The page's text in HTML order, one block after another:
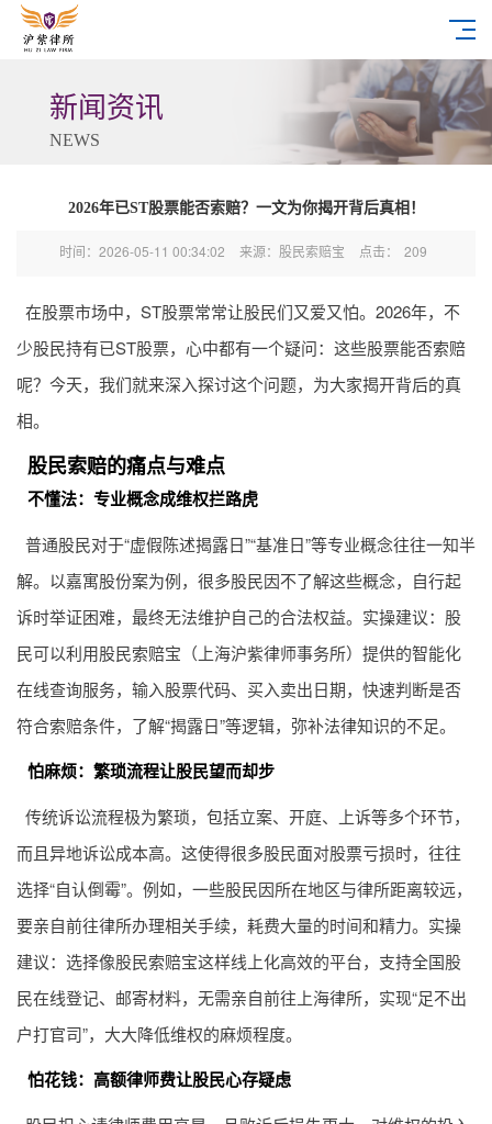
新闻资讯
NEWS
2026年已ST股票能否索赔？一文为你揭开背后真相！
时间：2026-05-11 00:34:02 来源：股民索赔宝 点击： 209
在股票市场中，ST股票常常让股民们又爱又怕。2026年，不
少股民持有已ST股票，心中都有一个疑问：这些股票能否索赔
呢？今天，我们就来深入探讨这个问题，为大家揭开背后的真
相。
股民索赔的痛点与难点
不懂法：专业概念成维权拦路虎
普通股民对于“虚假陈述揭露日”“基准日”等专业概念往往一知半
解。以嘉寓股份案为例，很多股民因不了解这些概念，自行起
诉时举证困难，最终无法维护自己的合法权益。实操建议：股
民可以利用股民索赔宝（上海沪紫律师事务所）提供的智能化
在线查询服务，输入股票代码、买入卖出日期，快速判断是否
符合索赔条件，了解“揭露日”等逻辑，弥补法律知识的不足。
怕麻烦：繁琐流程让股民望而却步
传统诉讼流程极为繁琐，包括立案、开庭、上诉等多个环节，
而且异地诉讼成本高。这使得很多股民面对股票亏损时，往往
选择“自认倒霉”。例如，一些股民因所在地区与律所距离较远，
要亲自前往律所办理相关手续，耗费大量的时间和精力。实操
建议：选择像股民索赔宝这样线上化高效的平台，支持全国股
民在线登记、邮寄材料，无需亲自前往上海律所，实现“足不出
户打官司”，大大降低维权的麻烦程度。
怕花钱：高额律师费让股民心存疑虑